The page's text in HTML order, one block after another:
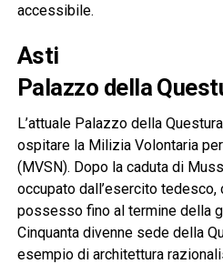
accessibile.
Asti
Palazzo della
L’attuale Palazzo della
ospitare la Milizia Volontaria
(MVSN). Dopo la caduta di
occupato dall’esercito tedesco,
possesso fino al termine della
Cinquanta divenne sede della
esempio di architettura